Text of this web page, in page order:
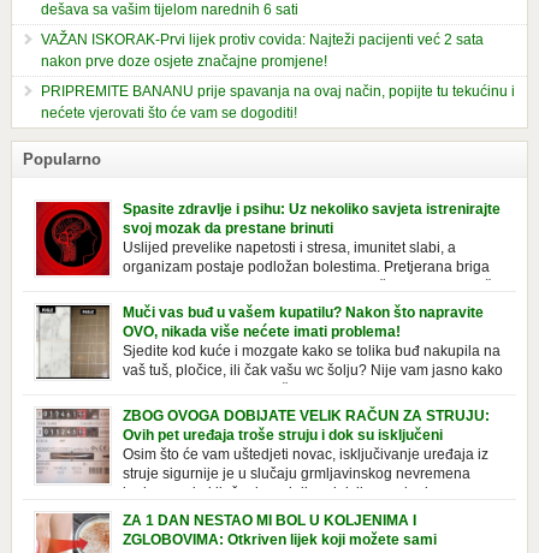
dešava sa vašim tijelom narednih 6 sati
VAŽAN ISKORAK-Prvi lijek protiv covida: Najteži pacijenti već 2 sata
nakon prve doze osjete značajne promjene!
PRIPREMITE BANANU prije spavanja na ovaj način, popijte tu tekućinu i
nećete vjerovati što će vam se dogoditi!
Popularno
Spasite zdravlje i psihu: Uz nekoliko savjeta istrenirajte
svoj mozak da prestane brinuti
Uslijed prevelike napetosti i stresa, imunitet slabi, a
organizam postaje podložan bolestima. Pretjerana briga
izazvati stres, depresiju, umor i loše zdravstveno stanje. Jeste li znali da
pretjerana briga može povećati broj otkucaja srca, otežati disanje i
izazvati bljedilo lica? Krv se povlači s površine i odlazi […]
Muči vas buđ u vašem kupatilu? Nakon što napravite
OVO, nikada više nećete imati problema!
Sjedite kod kuće i mozgate kako se tolika buđ nakupila na
vaš tuš, pločice, ili čak vašu wc šolju? Nije vam jasno kako
ne izgleda nikako lijepo. Na svu sreću, donosimo vam jednostavan
pripravak koji sami možete napraviti u vašem domu, a […]
ZBOG OVOGA DOBIJATE VELIK RAČUN ZA STRUJU:
Ovih pet uređaja troše struju i dok su isključeni
Osim što će vam uštedjeti novac, isključivanje uređaja iz
struje sigurnije je u slučaju grmljavinskog nevremena
kada su svi uključeni uređaji pod rizikom od udara groma.
Znate li da vaši kućanski aparati vode tajni život dok su isključeni? Ovo
je popis uređaja koji troše električnu energiju čak i kada su u stanju
ZA 1 DAN NESTAO MI BOL U KOLJENIMA I
ZGLOBOVIMA: Otkriven lijek koji možete sami